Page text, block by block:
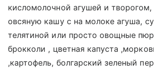
кисломолочной агушей и
овсяную кашу с на молоке агуша,
телятиной или просто овощные
брокколи , цветная капуста
,картофель, болгарский зеленый